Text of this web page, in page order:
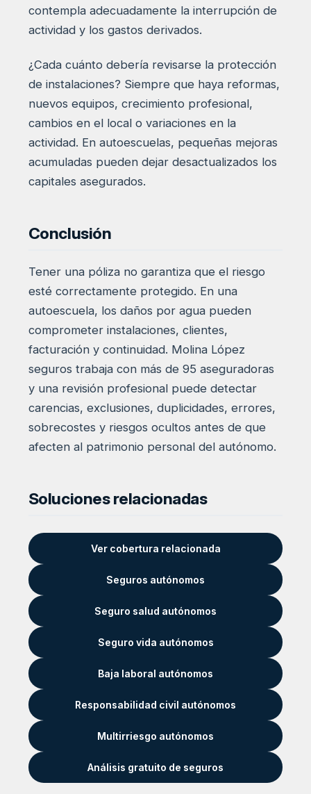
contempla adecuadamente la interrupción de
actividad y los gastos derivados.
¿Cada cuánto debería revisarse la protección
de instalaciones? Siempre que haya reformas,
nuevos equipos, crecimiento profesional,
cambios en el local o variaciones en la
actividad. En autoescuelas, pequeñas mejoras
acumuladas pueden dejar desactualizados los
capitales asegurados.
Conclusión
Tener una póliza no garantiza que el riesgo
esté correctamente protegido. En una
autoescuela, los daños por agua pueden
comprometer instalaciones, clientes,
facturación y continuidad. Molina López
seguros trabaja con más de 95 aseguradoras
y una revisión profesional puede detectar
carencias, exclusiones, duplicidades, errores,
sobrecostes y riesgos ocultos antes de que
afecten al patrimonio personal del autónomo.
Soluciones relacionadas
Ver cobertura relacionada
Seguros autónomos
Seguro salud autónomos
Seguro vida autónomos
Baja laboral autónomos
Responsabilidad civil autónomos
Multirriesgo autónomos
Análisis gratuito de seguros